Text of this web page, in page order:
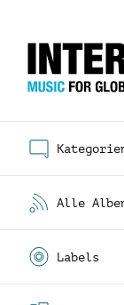
Alle
Labels